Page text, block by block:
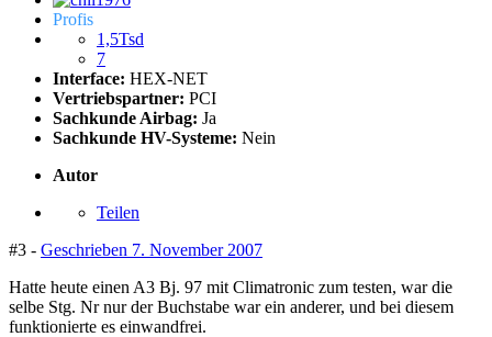
Profis
1,5Tsd
7
Interface: HEX-NET
Vertriebspartner: PCI
Sachkunde Airbag: Ja
Sachkunde HV-Systeme: Nein
Autor
Teilen
#3 - Geschrieben 7. November 2007
Hatte heute einen A3 Bj. 97 mit Climatronic zum testen, war die
selbe Stg. Nr nur der Buchstabe war ein anderer, und bei diesem
funktionierte es einwandfrei.